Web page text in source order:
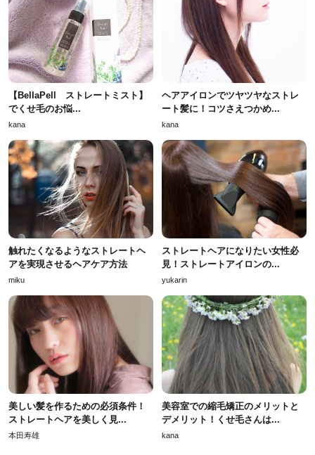
【BellaPell ストレートミスト】
でくせ毛のお悩...
kana
ヘアアイロンでツヤツヤなストレ
ート髪に！コツさえつかめ...
kana
触れたくなるようなストレートヘ
アを実現させるヘアケア方法
miku
ストレートヘアになりたい女性必
見！ストレートアイロンの...
yukarin
美しい髪を作るための必須条件！
ストレートヘアを美しく見...
本田寿雄
美容室での縮毛矯正のメリットと
デメリット！くせ毛さんは...
kana